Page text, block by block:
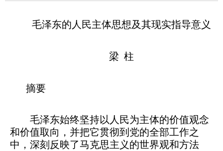
毛泽东的人民主体思想及其现实指导意义
梁 柱
摘要
毛泽东始终坚持以人民为主体的价值观念
和价值取向，并把它贯彻到党的全部工作之
中，深刻反映了马克思主义的世界观和方法